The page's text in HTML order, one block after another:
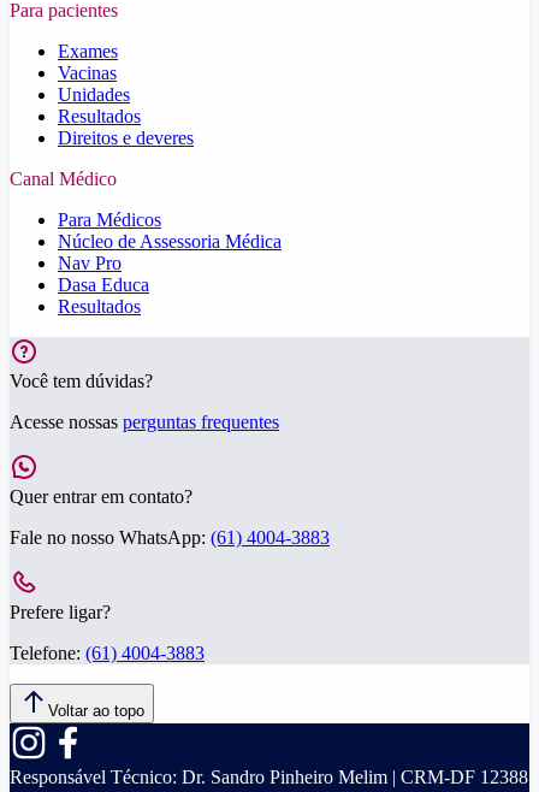
Para pacientes
Exames
Vacinas
Unidades
Resultados
Direitos e deveres
Canal Médico
Para Médicos
Núcleo de Assessoria Médica
Nav Pro
Dasa Educa
Resultados
Você tem dúvidas?
Acesse nossas perguntas frequentes
Quer entrar em contato?
Fale no nosso WhatsApp: (61) 4004-3883
Prefere ligar?
Telefone: (61) 4004-3883
Voltar ao topo
Responsável Técnico: Dr. Sandro Pinheiro Melim | CRM-DF 12388